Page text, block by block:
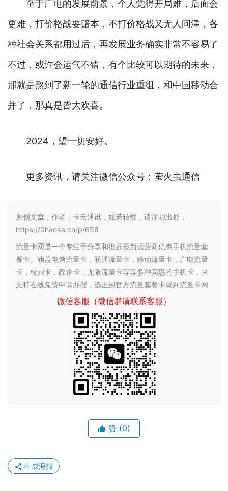
至于广电的发展前景，个人觉得开局难，后面会
更难，打价格战要赔本，不打价格战又无人问津，各
种社会关系都用过后，再发展业务确实非常不容易了
不过，或许会运气不错，有个比较可以期待的未来，
那就是熬到了新一轮的通信行业重组，和中国移动合
并了，那真是皆大欢喜。
2024，望一切安好。
更多资讯，请关注微信公众号：萤火虫通信
原创文章，作者：卡云通讯，如若转载，请注明出处：
https://0haoka.cn/p/658
流量卡网是一个专注于分享和推荐最新运营商优惠手机流量套
餐卡。涵盖电信流量卡，联通流量卡，移动流量卡，广电流量
卡，校园卡，政企卡，无限流量卡等等多种实惠的手机卡，且
支持在线免费申请办理，选正规官方流量套餐卡就到流量卡网
微信客服（微信群请联系客服）
赞 (0)
生成海报